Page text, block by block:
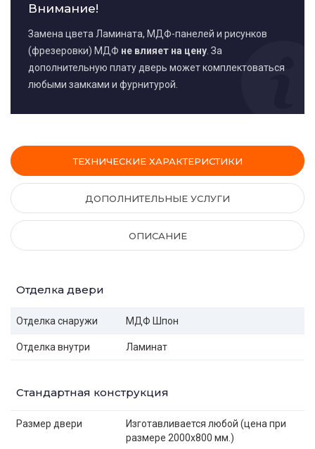
Внимание!
Замена цвета Ламината, МДФ-панелей и рисунков
(фрезеровки) МДФ не влияет на цену . За
дополнительную плату дверь может комплектоваться
любыми замками и фурнитурой.
ТЕХНИЧЕСКИЕ ХАРАКТЕРИСТИКИ
ДОПОЛНИТЕЛЬНЫЕ УСЛУГИ
ОПИСАНИЕ
Отделка двери
Отделка снаружи МДФ Шпон
Отделка внутри Ламинат
Стандартная конструкция
Размер двери
Изготавливается любой (цена при
размере 2000x800 мм.)